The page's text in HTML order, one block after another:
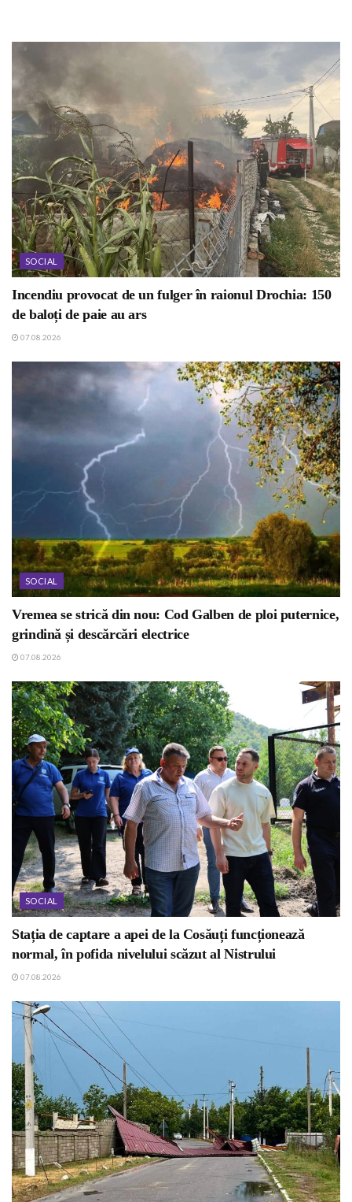
SOCIAL
Incendiu provocat de un fulger în raionul Drochia: 150
de baloți de paie au ars
07.08.2026
SOCIAL
Vremea se strică din nou: Cod Galben de ploi puternice,
grindină și descărcări electrice
07.08.2026
SOCIAL
Stația de captare a apei de la Cosăuți funcționează
normal, în pofida nivelului scăzut al Nistrului
07.08.2026